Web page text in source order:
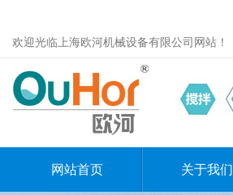
欢迎光临上海欧河机械设备有限公司网站！
网站首页 关于我们